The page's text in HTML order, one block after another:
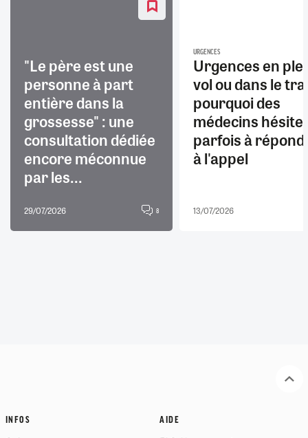
"Le père est une
personne à part
entière dans la
grossesse" : une
consultation dédiée
encore méconnue
par les...
29/07/2026 8
URGENCES
Urgences en
vol ou dans le
pourquoi des
médecins
parfois à
à l'appel
13/07/2026
INFOS AIDE